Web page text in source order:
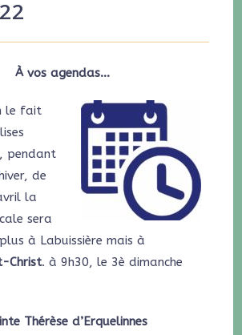
À vos agendas…
le fait
pendant
de
la
sera
à Labuissière mais à
Christ. à 9h30, le 3è dimanche
Thérèse d’Erquelinnes